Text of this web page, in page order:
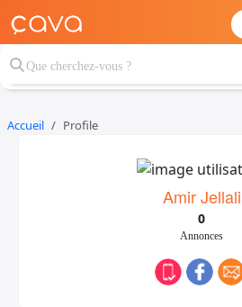
Accueil Profile
Amir Jellali
0
Annonces